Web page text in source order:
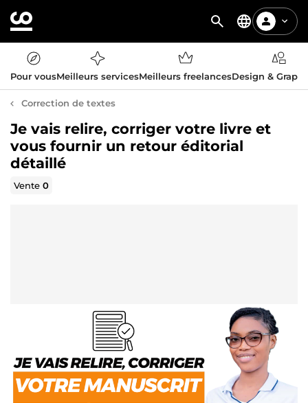
Pour vousMeilleurs servicesMeilleurs freelancesDesign &
Correction de textes
Je vais relire, corriger votre livre et
vous fournir un retour éditorial
détaillé
Vente0